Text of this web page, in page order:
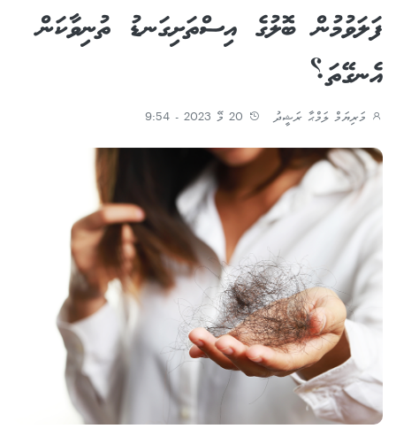
ފަލަވުމުން ބޮލުގެ އިސްތަށިގަނޑު ތުނިވާކަން
އެނގޭތަ؟
މަރިޔަމް ލަމްޙާ ރަޝީދު